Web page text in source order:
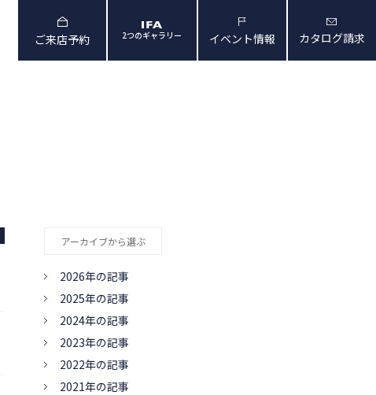
ご来店予約 2つのギャラリー イベント情報 カタログ請求
アーカイブから選ぶ
2026年の記事
2025年の記事
2024年の記事
2023年の記事
2022年の記事
2021年の記事